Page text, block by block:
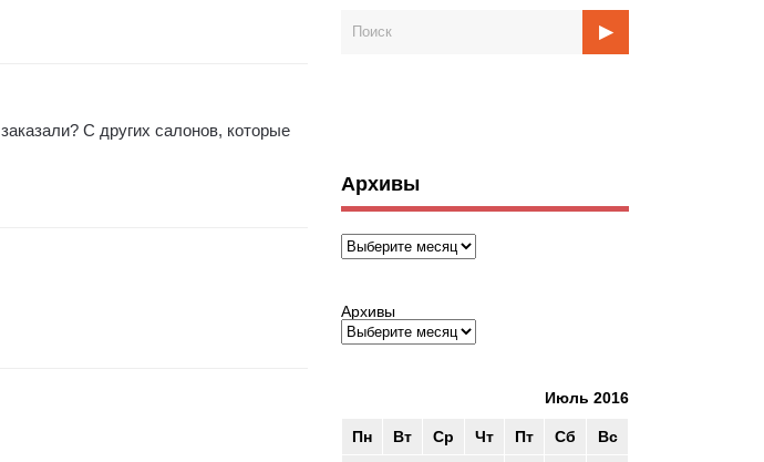
С других салонов, которые
Архивы
Архивы
Архивы
Июль 2016
Пн Вт Ср Чт Пт Сб Вс